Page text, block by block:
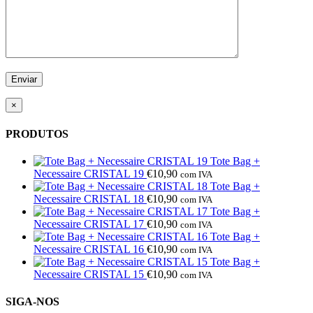
×
PRODUTOS
Tote Bag +
Necessaire CRISTAL 19 €10,90 com IVA
Tote Bag +
Necessaire CRISTAL 18 €10,90 com IVA
Tote Bag +
Necessaire CRISTAL 17 €10,90 com IVA
Tote Bag +
Necessaire CRISTAL 16 €10,90 com IVA
Tote Bag +
Necessaire CRISTAL 15 €10,90 com IVA
SIGA-NOS